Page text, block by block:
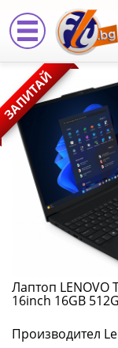
E16
G3
Intel
Core
5
ЗАПИТАЙ
Лаптоп LENOVO
16inch 16GB
Производител